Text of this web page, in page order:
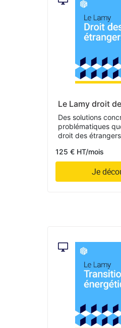
Le Lamy droit
Des solutions
problématiques
droit des étrangers
125 € HT/mois
Je